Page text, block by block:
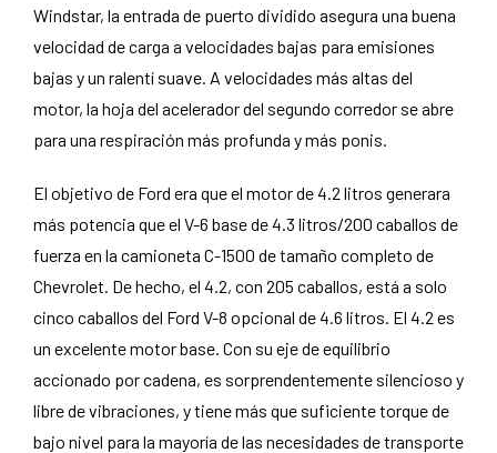
Windstar, la entrada de puerto dividido asegura una buena
velocidad de carga a velocidades bajas para emisiones
bajas y un ralentí suave. A velocidades más altas del
motor, la hoja del acelerador del segundo corredor se abre
para una respiración más profunda y más ponis.
El objetivo de Ford era que el motor de 4.2 litros generara
más potencia que el V-6 base de 4.3 litros/200 caballos de
fuerza en la camioneta C-1500 de tamaño completo de
Chevrolet. De hecho, el 4.2, con 205 caballos, está a solo
cinco caballos del Ford V-8 opcional de 4.6 litros. El 4.2 es
un excelente motor base. Con su eje de equilibrio
accionado por cadena, es sorprendentemente silencioso y
libre de vibraciones, y tiene más que suficiente torque de
bajo nivel para la mayoría de las necesidades de transporte